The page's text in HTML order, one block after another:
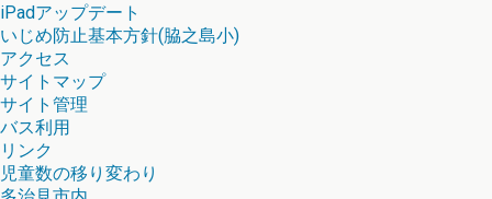
iPadアップデート
いじめ防止基本方針(脇之島小)
アクセス
サイトマップ
サイト管理
バス利用
リンク
児童数の移り変わり